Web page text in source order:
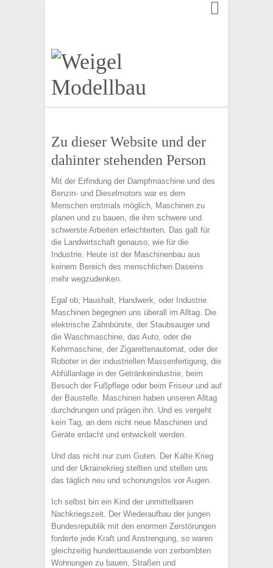
Zu dieser Website und der
dahinter stehenden Person
Mit der Erfindung der Dampfmaschine und des
Benzin- und Dieselmotors war es dem
Menschen erstmals möglich, Maschinen zu
planen und zu bauen, die ihm schwere und
schwerste Arbeiten erleichterten. Das galt für
die Landwirtschaft genauso, wie für die
Industrie. Heute ist der Maschinenbau aus
keinem Bereich des menschlichen Daseins
mehr wegzudenken.
Egal ob, Haushalt, Handwerk, oder Industrie.
Maschinen begegnen uns überall im Alltag. Die
elektrische Zahnbürste, der Staubsauger und
die Waschmaschine, das Auto, oder die
Kehrmaschine, der Zigarettenautomat, oder der
Roboter in der industriellen Massenfertigung, die
Abfüllanlage in der Getränkeindustrie, beim
Besuch der Fußpflege oder beim Friseur und auf
der Baustelle. Maschinen haben unseren Alltag
durchdrungen und prägen ihn. Und es vergeht
kein Tag, an dem nicht neue Maschinen und
Geräte erdacht und entwickelt werden.
Und das nicht nur zum Guten. Der Kalte Krieg
und der Ukrainekrieg stellten und stellen uns
das täglich neu und schonungslos vor Augen.
Ich selbst bin ein Kind der unmittelbaren
Nachkriegszeit. Der Wiederaufbau der jungen
Bundesrepublik mit den enormen Zerstörungen
forderte jede Kraft und Anstrengung, so waren
gleichzeitig hunderttausende von zerbombten
Wohnungen zu bauen, Straßen und